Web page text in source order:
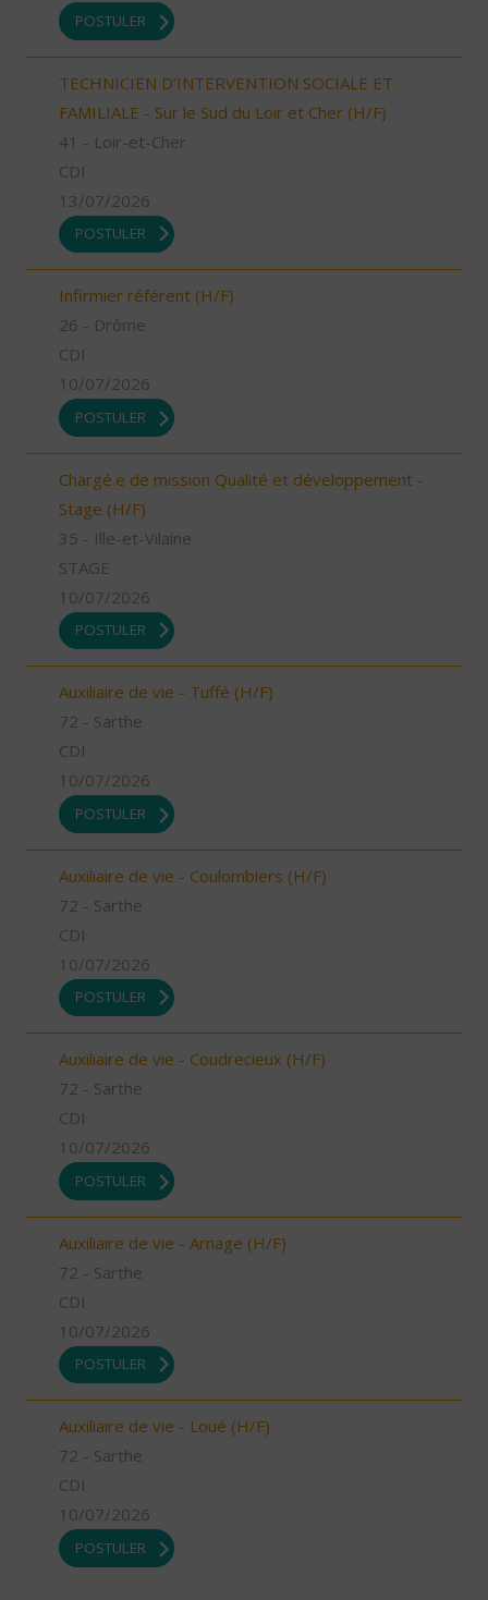
POSTULER
TECHNICIEN D’INTERVENTION SOCIALE ET
FAMILIALE - Sur le Sud du Loir et Cher (H/F)
41 - Loir-et-Cher
CDI
13/07/2026
POSTULER
Infirmier référent (H/F)
26 - Drôme
CDI
10/07/2026
POSTULER
Chargé.e de mission Qualité et développement -
Stage (H/F)
35 - Ille-et-Vilaine
STAGE
10/07/2026
POSTULER
Auxiliaire de vie - Tuffé (H/F)
72 - Sarthe
CDI
10/07/2026
POSTULER
Auxiliaire de vie - Coulombiers (H/F)
72 - Sarthe
CDI
10/07/2026
POSTULER
Auxiliaire de vie - Coudrecieux (H/F)
72 - Sarthe
CDI
10/07/2026
POSTULER
Auxiliaire de vie - Arnage (H/F)
72 - Sarthe
CDI
10/07/2026
POSTULER
Auxiliaire de vie - Loué (H/F)
72 - Sarthe
CDI
10/07/2026
POSTULER